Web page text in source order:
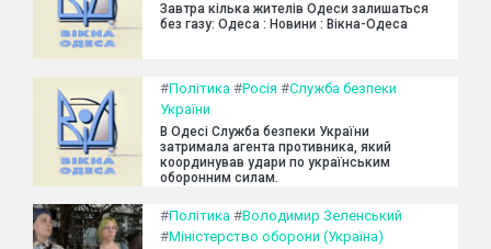
Завтра кілька жителів Одеси залишаться
без газу: Одеса : Новини : Вікна-Одеса
#Політика #Росія #Служба безпеки
України
В Одесі Служба безпеки України
затримала агента противника, який
координував удари по українським
оборонним силам.
#Політика #Володимир Зеленський
#Міністерство оборони (Україна)